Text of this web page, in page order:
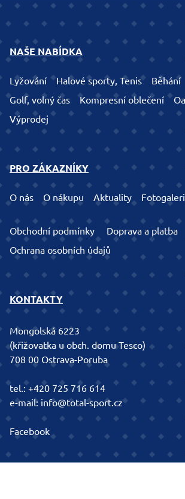
NAŠE NABÍDKA
Lyžování Halové sporty, Tenis
Běhání
Golf, volný čas
Kompresní oblečení
Výprodej
PRO ZÁKAZNÍKY
O nás O nákupu Aktuality
Obchodní podmínky
Doprava a platba
Ochrana osobních údajů
KONTAKTY
Mongolská 6223
(křižovatka u obch. domu Tesco)
708 00 Ostrava-Poruba
tel.:+420 725 716 614
e-mail: info@total-sport.cz
Facebook